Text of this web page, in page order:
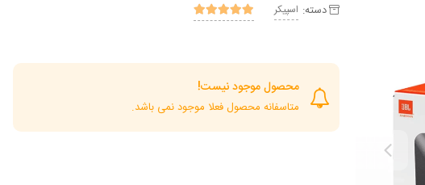
دسته: اسپیکر
محصول موجود نیست!
متاسفانه محصول فعلا موجود نمی باشد.